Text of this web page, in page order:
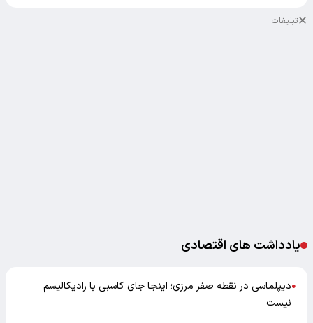
تبلیغات
یادداشت های اقتصادی
●دیپلماسی در نقطه صفر مرزی؛ اینجا جای کاسبی با رادیکالیسم
نیست